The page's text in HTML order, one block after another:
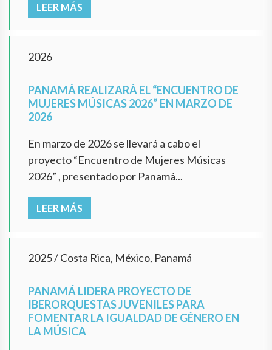
LEER MÁS
2026
PANAMÁ REALIZARÁ EL “ENCUENTRO DE
MUJERES MÚSICAS 2026” EN MARZO DE
2026
En marzo de 2026 se llevará a cabo el
proyecto “Encuentro de Mujeres Músicas
2026” , presentado por Panamá...
LEER MÁS
2025/Costa Rica, México, Panamá
PANAMÁ LIDERA PROYECTO DE
IBERORQUESTAS JUVENILES PARA
FOMENTAR LA IGUALDAD DE GÉNERO EN
LA MÚSICA